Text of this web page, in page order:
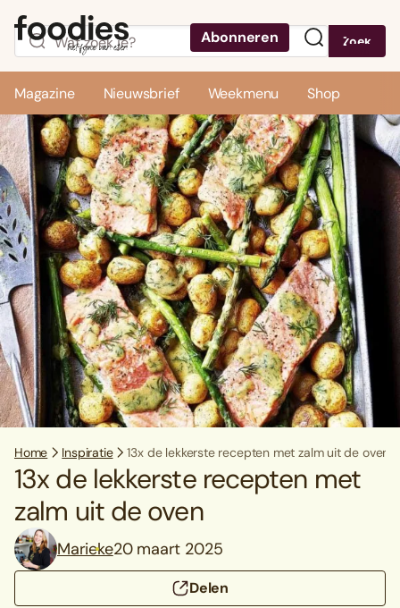
Abonneren Zoek
Magazine Nieuwsbrief Weekmenu Shop
Home Inspiratie 13x de lekkerste recepten met zalm uit de oven
13x de lekkerste recepten met
zalm uit de oven
Marieke20 maart 2025
Delen